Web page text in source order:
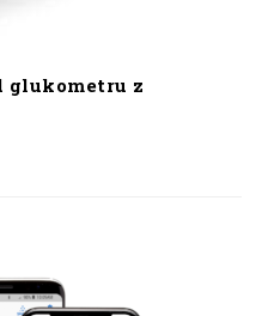
glukometru z